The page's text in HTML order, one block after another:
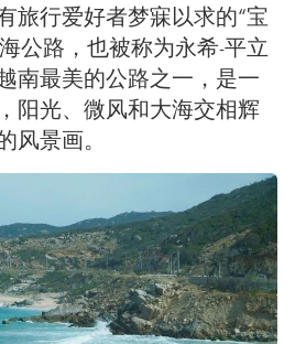
旅行爱好者梦寐以求的“宝
公路，也被称为永希-平立
南最美的公路之一，是一
阳光、微风和大海交相辉
风景画。